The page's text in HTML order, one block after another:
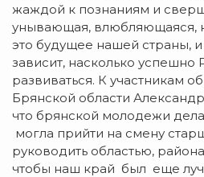
жаждой к познаниям и
унывающая, влюбляющаяся,
это будущее нашей страны,
зависит, насколько успешно
развиваться. К участникам
Брянской области
что брянской молодежи
могла прийти на смену
руководить областью,
чтобы наш край был еще